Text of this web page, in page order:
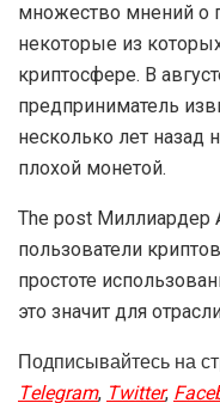
множество мнений о
некоторые из
криптосфере. В
предприниматель
несколько лет назад
плохой монетой.
The post Миллиардер
пользователи
простоте
это значит для
Подписывайтесь на
Telegram,Twitter,